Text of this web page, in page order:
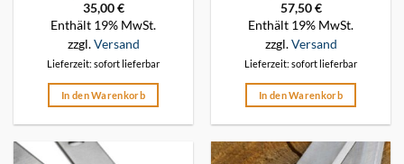
35,00€
Enthält 19% MwSt.
zzgl.Versand
Lieferzeit: sofort lieferbar
In den Warenkorb
57,50€
Enthält 19% MwSt.
zzgl.Versand
Lieferzeit: sofort lieferbar
In den Warenkorb